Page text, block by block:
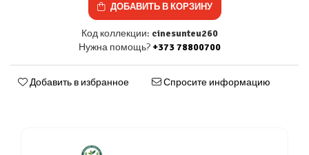
ДОБАВИТЬ В КОРЗИНУ
Код коллекции: cinesunteu260
Нужна помощь? +373 78800700
Добавить в избранное Спросите информацию